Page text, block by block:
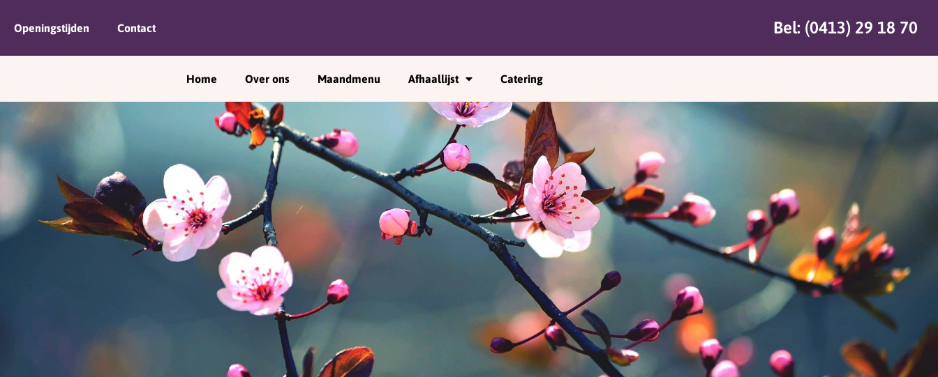
Openingstijden Contact Bel: (0413) 29 18 70
Home Over ons Maandmenu Afhaallijst Catering